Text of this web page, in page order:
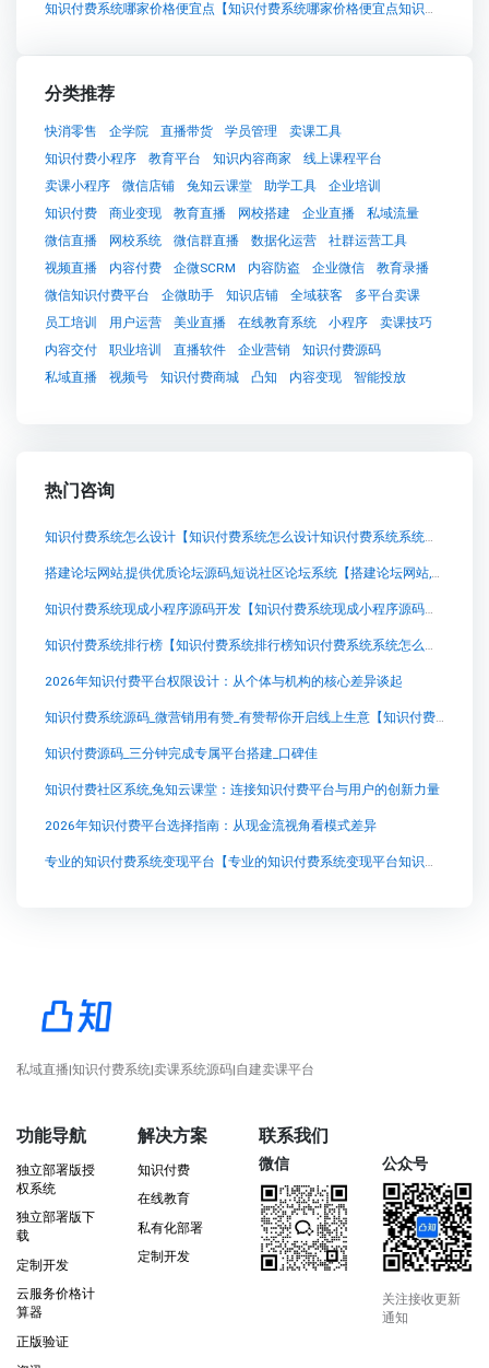
知识付费系统哪家价格便宜点【知识付费系统哪家价格便宜点知识付费系统系统怎么制作，知识付费系统搭建使用教程】
分类推荐
快消零售 企学院 直播带货 学员管理
卖课工具
知识付费小程序
教育平台 知识内容商家
线上课程平台
卖课小程序
微信店铺 兔知云课堂 助学工具
企业培训
知识付费
商业变现 教育直播 网校搭建 企业直播
私域流量
微信直播
网校系统 微信群直播 数据化运营
社群运营工具
视频直播
内容付费 企微SCRM 内容防盗 企业微信
教育录播
微信知识付费平台
企微助手 知识店铺 全域获客
多平台卖课
员工培训
用户运营 美业直播 在线教育系统 小程序
卖课技巧
内容交付
职业培训 直播软件 企业营销
知识付费源码
私域直播
视频号 知识付费商城 凸知 内容变现 智能投放
热门咨询
知识付费系统怎么设计【知识付费系统怎么设计知识付费系统系统怎么制作，知识付费系统搭建使用教程】
搭建论坛网站,提供优质论坛源码,短说社区论坛系统【搭建论坛网站,提供优质论坛源码,短说社区论坛系统知识付费系统系统怎么制作，知识付费系统搭建使用教程】
知识付费系统现成小程序源码开发【知识付费系统现成小程序源码开发知识付费系统系统怎么制作，知识付费系统搭建使用教程】
知识付费系统排行榜【知识付费系统排行榜知识付费系统系统怎么制作，知识付费系统搭建使用教程】
2026年知识付费平台权限设计：从个体与机构的核心差异谈起
知识付费系统源码_微营销用有赞_有赞帮你开启线上生意【知识付费系统源码_微营销用有赞_有赞帮你开启线上生意知识付费系统系统怎么制作，知识付费系统搭建使用教程】
知识付费源码_三分钟完成专属平台搭建_口碑佳
知识付费社区系统,兔知云课堂：连接知识付费平台与用户的创新力量
2026年知识付费平台选择指南：从现金流视角看模式差异
专业的知识付费系统变现平台【专业的知识付费系统变现平台知识付费系统系统怎么制作，知识付费系统搭建使用教程】
私域直播|知识付费系统|卖课系统源码|自建卖课平台
功能导航
独立部署版授
权系统
独立部署版下
载
定制开发
云服务价格计
算器
正版验证
解决方案
知识付费
在线教育
私有化部署
定制开发
联系我们
微信 公众号
关注接收更新
通知